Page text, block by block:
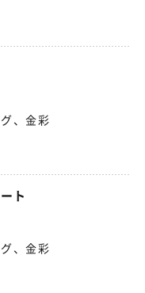
、金彩
ト
、金彩